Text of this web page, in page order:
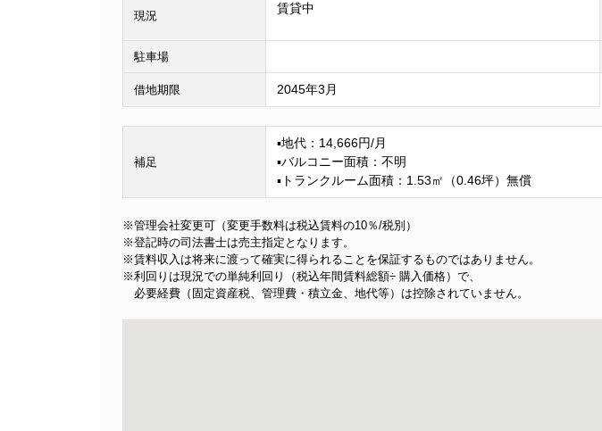
現況
賃貸中
駐車場
借地期限 2045年3月
補足
▪地代：14,666円/月
▪バルコニー面積：不明
▪トランクルーム面積：1.53㎡（0.46坪）無償
※管理会社変更可（変更手数料は税込賃料の10％/税別）
※登記時の司法書士は売主指定となります。
※賃料収入は将来に渡って確実に得られることを保証するものではありません。
※利回りは現況での単純利回り（税込年間賃料総額÷ 購入価格）で、
必要経費（固定資産税、管理費・積立金、地代等）は控除されていません。